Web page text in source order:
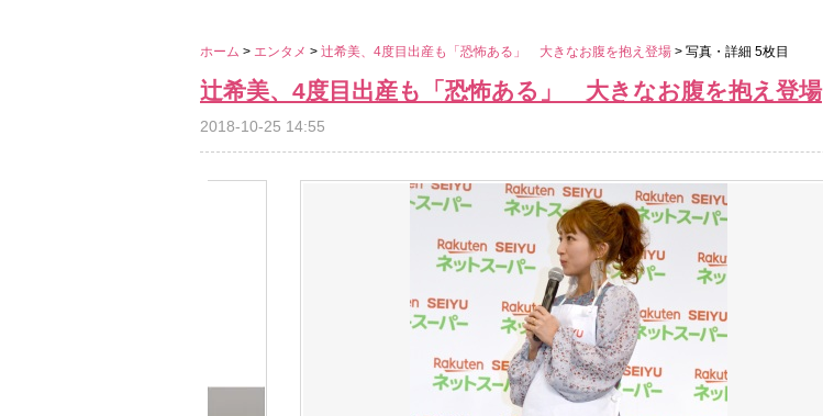
ホーム > エンタメ > 辻希美、4度目出産も「恐怖ある」 大きなお腹を抱え登場 > 写真・詳細 5枚目
辻希美、4度目出産も「恐怖ある」 大きなお腹を抱え登場
2018-10-25 14:55